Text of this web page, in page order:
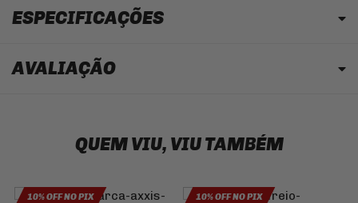
ESPECIFICAÇÕES
AVALIAÇÃO
QUEM VIU, VIU TAMBÉM
10% OFF NO PIX 10% OFF NO PIX